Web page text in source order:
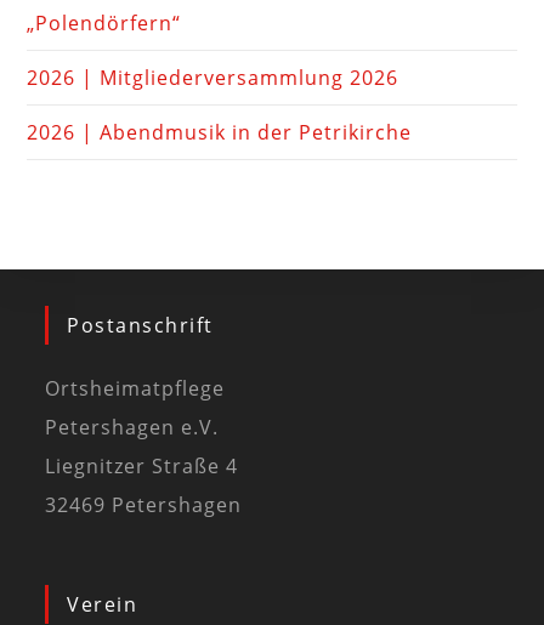
„Polendörfern“
2026 | Mitgliederversammlung 2026
2026 | Abendmusik in der Petrikirche
Postanschrift
Ortsheimatpflege
Petershagen e.V.
Liegnitzer Straße 4
32469 Petershagen
Verein